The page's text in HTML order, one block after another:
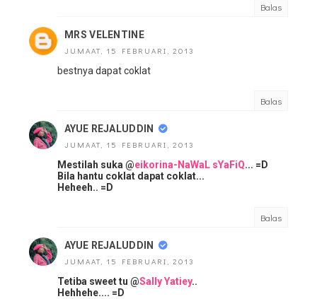
Balas
MRS VELENTINE
JUMAAT, 15 FEBRUARI, 2013
bestnya dapat coklat
Balas
AYUE REJALUDDIN
JUMAAT, 15 FEBRUARI, 2013
Mestilah suka @eikorina-NaWaL sYaFiQ... =D
Bila hantu coklat dapat coklat...
Heheeh.. =D
Balas
AYUE REJALUDDIN
JUMAAT, 15 FEBRUARI, 2013
Tetiba sweet tu @Sally Yatiey..
Hehhehe.... =D